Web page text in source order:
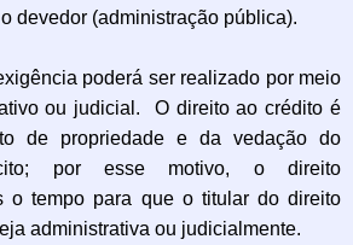
devedor (administração pública).
poderá ser realizado por meio
ou judicial. O direito ao crédito é
de propriedade e da vedação do
por esse motivo, o direito
o tempo para que o titular do direito
administrativa ou judicialmente.